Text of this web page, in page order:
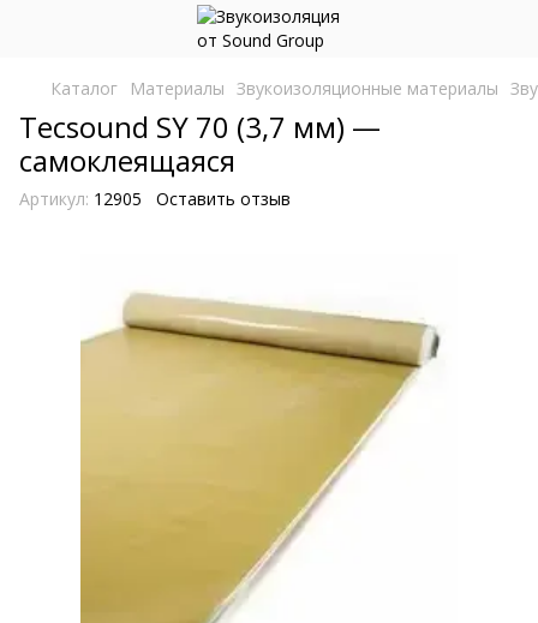
Каталог Материалы Звукоизоляционные материалы
Tecsound SY 70 (3,7 мм) —
самоклеящаяся
Артикул: 12905 Оставить отзыв